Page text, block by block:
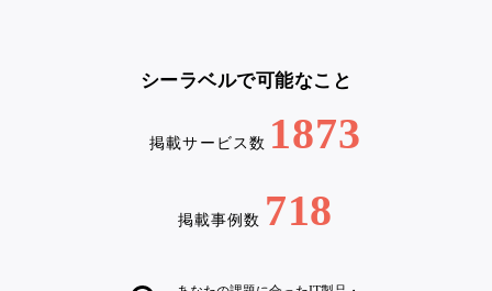
シーラベルで可能なこと
掲載サービス数 1873
掲載事例数 718